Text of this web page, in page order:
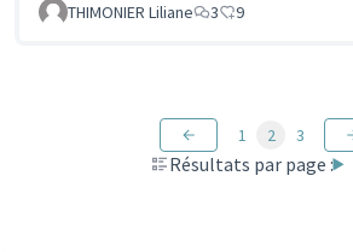
THIMONIER Liliane 3 9
Résultats par page :
1 2 3